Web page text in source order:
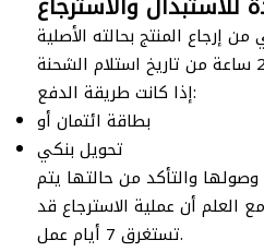
إرجاع المنتج بحالته الأصلية
إذا كانت طريقة الدفع:
بطاقة ائتمان أو
تحويل بنكي
وصولها والتأكد من حالتها يتم
العلم أن عملية الاسترجاع قد
تستغرق 7 أيام عمل.